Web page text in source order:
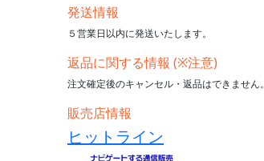
発送情報
５営業日以内に発送いたします。
返品に関する情報 (※注意)
注文確定後のキャンセル・返品はできません。
販売店情報
ヒットライン